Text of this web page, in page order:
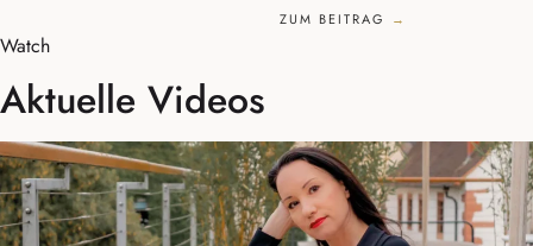
ZUM BEITRAG
Watch
Aktuelle Videos